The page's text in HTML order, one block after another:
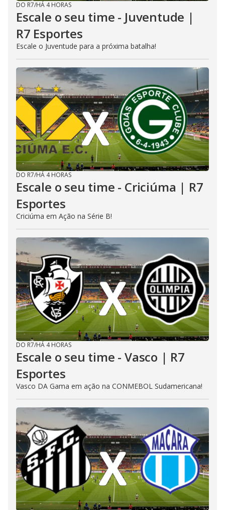
DO R7/HÁ 4 HORAS
Escale o seu time - Juventude |
R7 Esportes
Escale o Juventude para a próxima batalha!
DO R7/HÁ 4 HORAS
Escale o seu time - Criciúma | R7
Esportes
Criciúma em Ação na Série B!
DO R7/HÁ 4 HORAS
Escale o seu time - Vasco | R7
Esportes
Vasco DA Gama em ação na CONMEBOL Sudamericana!